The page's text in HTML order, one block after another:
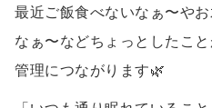
最近ご飯食べないなぁ〜や
なぁ〜などちょっとしたこ
管理につながります🌿